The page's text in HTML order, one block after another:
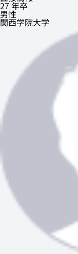
27 年卒
男性
関西学院大学